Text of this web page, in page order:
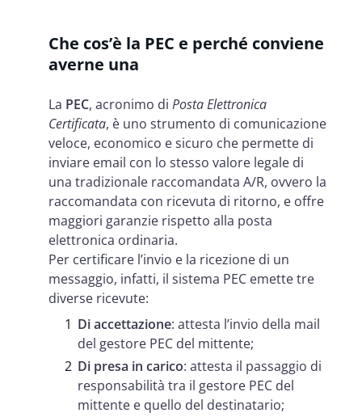
Che cos’è la PEC e perché conviene
averne una
La PEC, acronimo di Posta Elettronica
Certificata, è uno strumento di comunicazione
veloce, economico e sicuro che permette di
inviare email con lo stesso valore legale di
una tradizionale raccomandata A/R, ovvero la
raccomandata con ricevuta di ritorno, e offre
maggiori garanzie rispetto alla posta
elettronica ordinaria.
Per certificare l’invio e la ricezione di un
messaggio, infatti, il sistema PEC emette tre
diverse ricevute:
Di accettazione: attesta l’invio della mail
del gestore PEC del mittente;
Di presa in carico: attesta il passaggio di
responsabilità tra il gestore PEC del
mittente e quello del destinatario;